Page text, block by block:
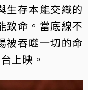
生存本能交織的
致命。當底線不
被吞噬一切的命
上映。